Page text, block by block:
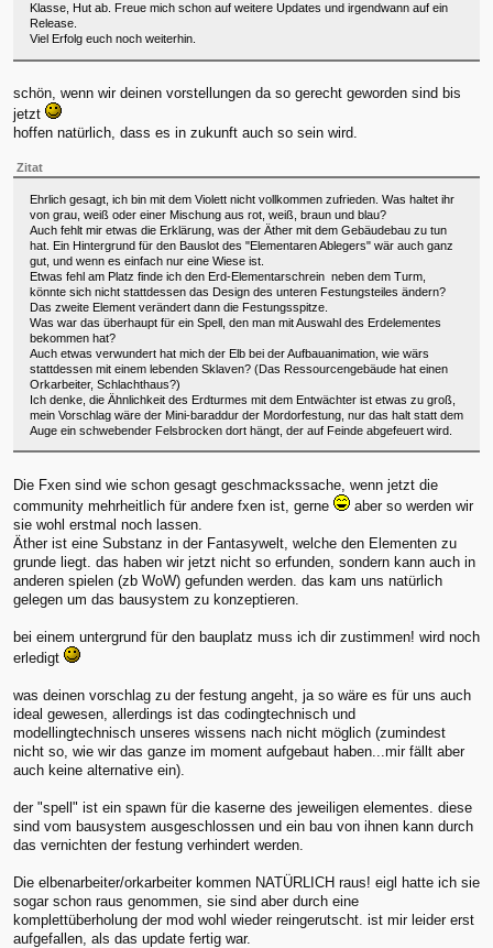
Klasse, Hut ab. Freue mich schon auf weitere Updates und irgendwann auf ein
Release.
Viel Erfolg euch noch weiterhin.
schön, wenn wir deinen vorstellungen da so gerecht geworden sind bis
jetzt
hoffen natürlich, dass es in zukunft auch so sein wird.
Zitat
Ehrlich gesagt, ich bin mit dem Violett nicht vollkommen zufrieden. Was haltet ihr
von grau, weiß oder einer Mischung aus rot, weiß, braun und blau?
Auch fehlt mir etwas die Erklärung, was der Äther mit dem Gebäudebau zu tun
hat. Ein Hintergrund für den Bauslot des "Elementaren Ablegers" wär auch ganz
gut, und wenn es einfach nur eine Wiese ist.
Etwas fehl am Platz finde ich den Erd-Elementarschrein neben dem Turm,
könnte sich nicht stattdessen das Design des unteren Festungsteiles ändern?
Das zweite Element verändert dann die Festungsspitze.
Was war das überhaupt für ein Spell, den man mit Auswahl des Erdelementes
bekommen hat?
Auch etwas verwundert hat mich der Elb bei der Aufbauanimation, wie wärs
stattdessen mit einem lebenden Sklaven? (Das Ressourcengebäude hat einen
Orkarbeiter, Schlachthaus?)
Ich denke, die Ähnlichkeit des Erdturmes mit dem Entwächter ist etwas zu groß,
mein Vorschlag wäre der Mini-baraddur der Mordorfestung, nur das halt statt dem
Auge ein schwebender Felsbrocken dort hängt, der auf Feinde abgefeuert wird.
Die Fxen sind wie schon gesagt geschmackssache, wenn jetzt die
community mehrheitlich für andere fxen ist, gerne
aber so werden wir
sie wohl erstmal noch lassen.
Äther ist eine Substanz in der Fantasywelt, welche den Elementen zu
grunde liegt. das haben wir jetzt nicht so erfunden, sondern kann auch in
anderen spielen (zb WoW) gefunden werden. das kam uns natürlich
gelegen um das bausystem zu konzeptieren.
bei einem untergrund für den bauplatz muss ich dir zustimmen! wird noch
erledigt
was deinen vorschlag zu der festung angeht, ja so wäre es für uns auch
ideal gewesen, allerdings ist das codingtechnisch und
modellingtechnisch unseres wissens nach nicht möglich (zumindest
nicht so, wie wir das ganze im moment aufgebaut haben...mir fällt aber
auch keine alternative ein).
der "spell" ist ein spawn für die kaserne des jeweiligen elementes. diese
sind vom bausystem ausgeschlossen und ein bau von ihnen kann durch
das vernichten der festung verhindert werden.
Die elbenarbeiter/orkarbeiter kommen NATÜRLICH raus! eigl hatte ich sie
sogar schon raus genommen, sie sind aber durch eine
komplettüberholung der mod wohl wieder reingerutscht. ist mir leider erst
aufgefallen, als das update fertig war.